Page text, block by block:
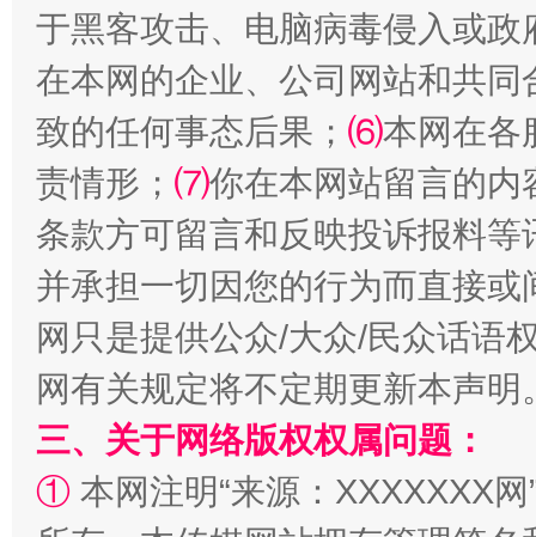
解纷+调解+退费，一次搞定
站台名比不上好声名
于黑客攻击、电脑病毒侵入或
在本网的企业、公司网站和共
致的任何事态后果； ⑹本网在各
责情形； ⑺你在本网站留言的内
条款方可留言和反映投诉报料
并承担一切因您的行为而直接
网只是提供公众/大众/民众话语
网有关规定将不定期更新本声明
三、关于网络版权权属问题：
① 本网注明“来源：XXXXXXX